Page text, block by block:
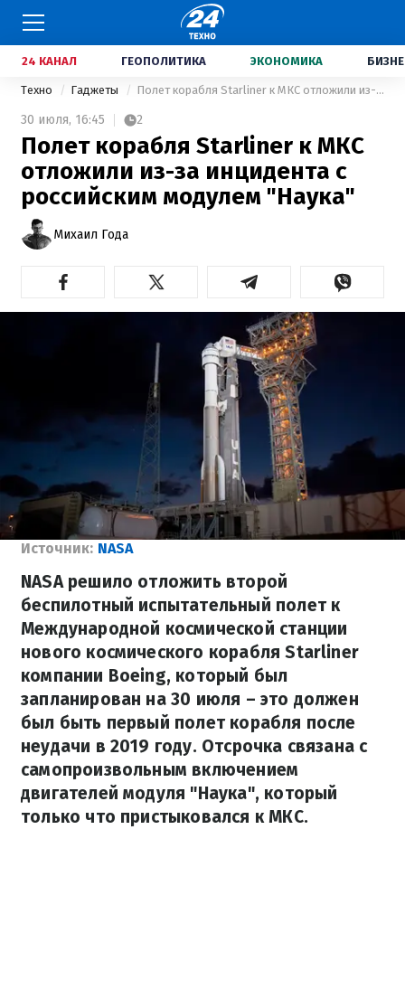
24 КАНАЛ ГЕОПОЛИТИКА ЭКОНОМИКА
Техно Гаджеты Полет корабля Starliner к МКС отложили из-за инцидента с российским модулем "Наука"
30 июля, 16:45 2
Полет корабля Starliner к МКС
отложили из-за инцидента с
российским модулем "Наука"
Михаил Года
Источник: NASA
NASA решило отложить второй
беспилотный испытательный полет к
Международной космической станции
нового космического корабля Starliner
компании Boeing, который был
запланирован на 30 июля – это должен
был быть первый полет корабля после
неудачи в 2019 году. Отсрочка связана с
самопроизвольным включением
двигателей модуля "Наука", который
только что пристыковался к МКС.